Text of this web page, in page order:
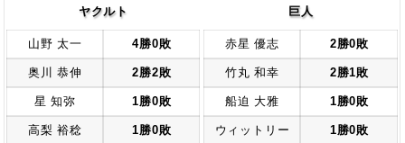
ヤクルト
山野 太一 4勝0敗
奥川 恭伸 2勝2敗
星 知弥 1勝0敗
高梨 裕稔 1勝0敗
巨人
赤星 優志 2勝0敗
竹丸 和幸 2勝1敗
船迫 大雅 1勝0敗
ウィットリー 1勝0敗